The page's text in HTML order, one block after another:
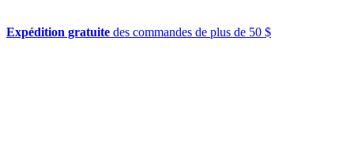
Expédition gratuite des commandes de plus de 50 $